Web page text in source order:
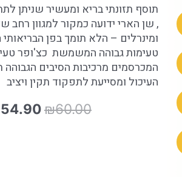
תוסף תזונתי בריא ומעשיר שניתן
, שן הארי ידועה כמקור למגוון רחב
ומינרלים – הלא תומך בפן
טעימות גבוהה המשמשת כצ'ופר
המכרסמים מרכיבות הסיבים
העיכול ומסייעת לתפקוד תקין ויציב
₪60.00
המחיר
54.90